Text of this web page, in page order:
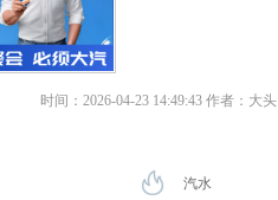
时间：2026-04-23 14:49:43 作者：大头
汽水